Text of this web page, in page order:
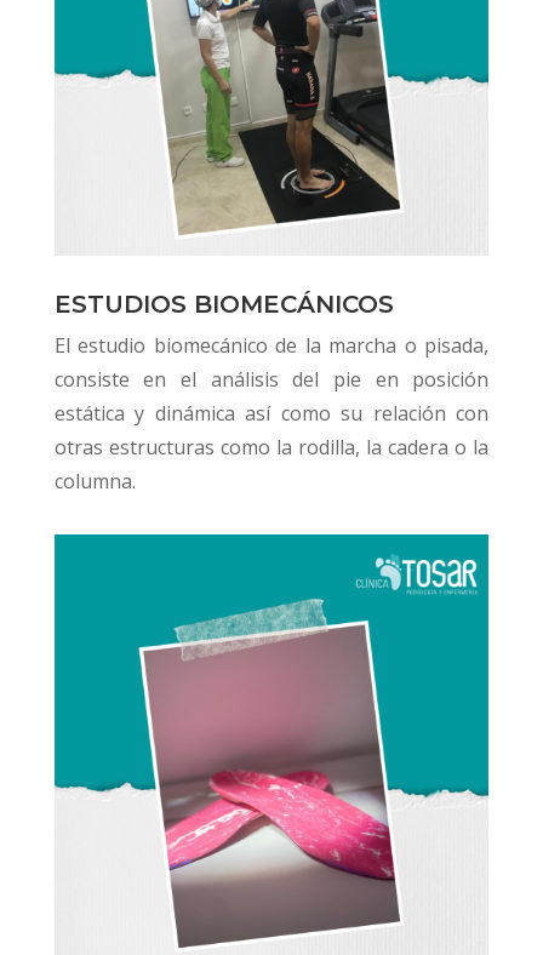
ESTUDIOS BIOMECÁNICOS
El estudio biomecánico de la marcha o pisada,
consiste en el análisis del pie en posición
estática y dinámica así como su relación con
otras estructuras como la rodilla, la cadera o la
columna.